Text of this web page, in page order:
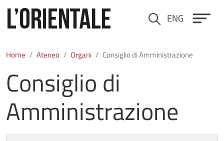
Cerca ENG
Home Ateneo Organi Consiglio di Amministrazione
Consiglio di
Amministrazione